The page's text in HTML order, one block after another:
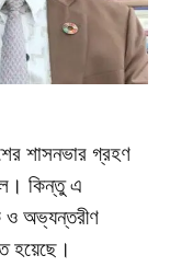
শাসনভার গ্রহণ
কিন্তু এ
ও অভ্যন্তরীণ
হয়েছে।